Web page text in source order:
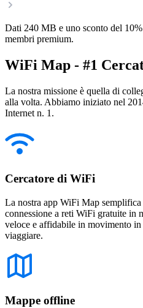
Dati 240 MB e uno sconto del
membri premium.
WiFi Map - #1
La nostra missione è quella di
alla volta. Abbiamo iniziato nel
Internet n. 1.
Cercatore di WiFi
La nostra app WiFi Map
connessione a reti WiFi gratuite in
veloce e affidabile in movimento
viaggiare.
Mappe offline